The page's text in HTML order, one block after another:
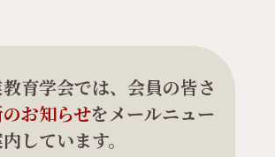
育学会では、会員の皆さ
お知らせをメールニュー
しています。